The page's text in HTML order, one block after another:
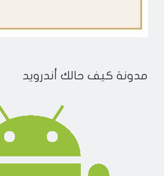
مدونة كيف حالك أندرويد